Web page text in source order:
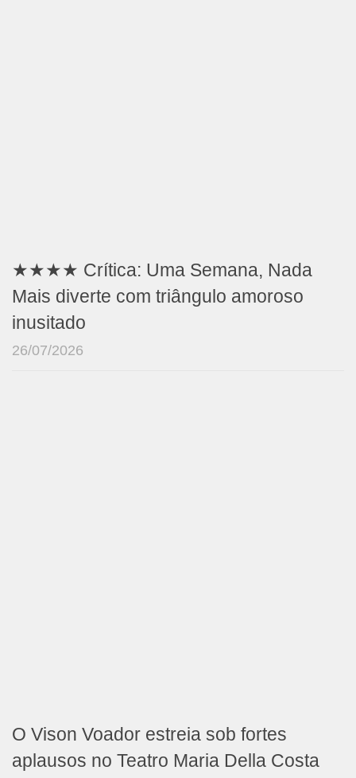
★★★★ Crítica: Uma Semana, Nada
Mais diverte com triângulo amoroso
inusitado
26/07/2026
O Vison Voador estreia sob fortes
aplausos no Teatro Maria Della Costa